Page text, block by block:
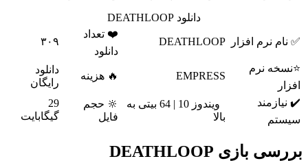
دانلود DEATHLOOP
✅ نام نرم افزار DEATHLOOP
❤️ تعداد
دانلود
۳۰۹
⭐نسخه نرم
افزار
EMPRESS 🔥 هزینه
دانلود
رایگان
✔️ نیازمند
سیستم
ویندوز 10 | 64 بیتی به
بالا
🔆 حجم
فایل
29
گیگابایت
بررسی بازی DEATHLOOP